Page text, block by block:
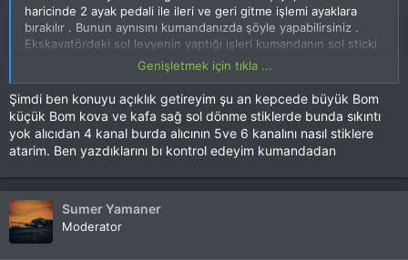
haricinde 2 ayak pedali ile ileri ve geri gitme işlemi ayaklara
bırakılır . Bunun aynısını kumandanızda şöyle yapabilirsiniz .
Ekskavatördeki sol levyenin yaptığı işleri kumandanın sol sticki
ile ve sağ levyenin yaptığı işlerini kumandanızdaki sağ sticki ile
yapın . Bunun haricinde ileri ve geri gitme işlemlerini 3 point bir
switch ile yapmanız gerekiyor . Diyelimki 3 noktalı sitckin A0 ,
A1 , ve A2 ise size A1i durma pozisyonu A0 ı ileri A2 yi de geri
gitme olarak tayin etmelisiniz. Stickler ile bunu maalesef
yapamazsınız ozaman servolardaki işleri switchlere atamanız
gerekir .
Normalde kova açma kapama için bir servo , gövdeyi sağa sola
döndürme için bir servo , ana bom için bir servo ve orta kol için
bir servo kullanmış olmanız lazım .
Yani Sol levyenin işlerini rudder ve throttle stickine , sağ
Genişletmek için tıkla ...
Şimdi ben konuyu açıklık getireyim şu an kepcede büyük Bom
küçük Bom kova ve kafa sağ sol dönme stiklerde bunda sıkıntı
yok alıcıdan 4 kanal burda alıcının 5ve 6 kanalını nasıl stiklere
atarim. Ben yazdıklarını bı kontrol edeyim kumandadan
Sumer Yamaner
Moderator